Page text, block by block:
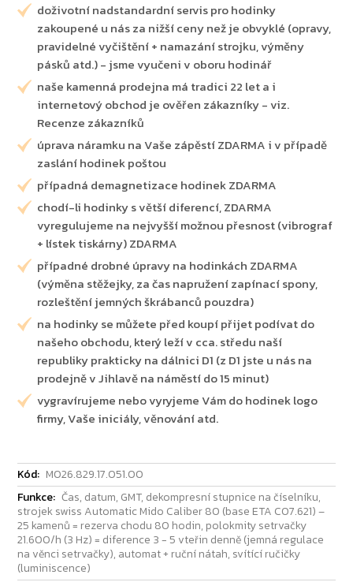
doživotní nadstandardní servis pro hodinky
zakoupené u nás za nižší ceny než je obvyklé (opravy,
pravidelné vyčištění + namazání strojku, výměny
pásků atd.) - jsme vyučeni v oboru hodinář
naše kamenná prodejna má tradici 22 let a i
internetový obchod je ověřen zákazníky - viz.
Recenze zákazníků
úprava náramku na Vaše zápěstí ZDARMA i v případě
zaslání hodinek poštou
případná demagnetizace hodinek ZDARMA
chodí-li hodinky s větší diferencí, ZDARMA
vyregulujeme na nejvyšší možnou přesnost (vibrograf
+ lístek tiskárny) ZDARMA
případné drobné úpravy na hodinkách ZDARMA
(výměna stěžejky, za čas napružení zapínací spony,
rozleštění jemných škrábanců pouzdra)
na hodinky se můžete před koupí přijet podívat do
našeho obchodu, který leží v cca. středu naší
republiky prakticky na dálnici D1 (z D1 jste u nás na
prodejně v Jihlavě na náměstí do 15 minut)
vygravírujeme nebo vyryjeme Vám do hodinek logo
firmy, Vaše iniciály, věnování atd.
Kód: M026.829.17.051.00
Funkce: Čas, datum, GMT, dekompresní stupnice na číselníku,
strojek swiss Automatic Mido Caliber 80 (base ETA C07.621) –
25 kamenů = rezerva chodu 80 hodin, polokmity setrvačky
21.600/h (3 Hz) = diference 3 - 5 vteřin denně (jemná regulace
na věnci setrvačky), automat + ruční nátah, svítící ručičky
(luminiscence)